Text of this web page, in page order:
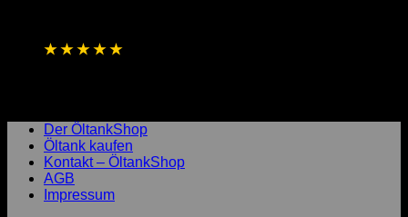
★★★★★
Der ÖltankShop
Öltank kaufen
Kontakt – ÖltankShop
AGB
Impressum